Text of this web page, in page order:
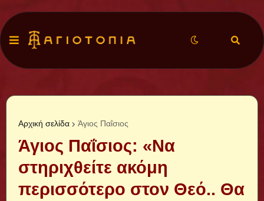
Αρχική σελίδα Άγιος Παΐσιος
Άγιος Παΐσιος: «Να
στηριχθείτε ακόμη
περισσότερο στον Θεό.. Θα